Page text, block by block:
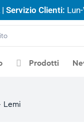
Servizio Clienti:
Prodotti
Lemi